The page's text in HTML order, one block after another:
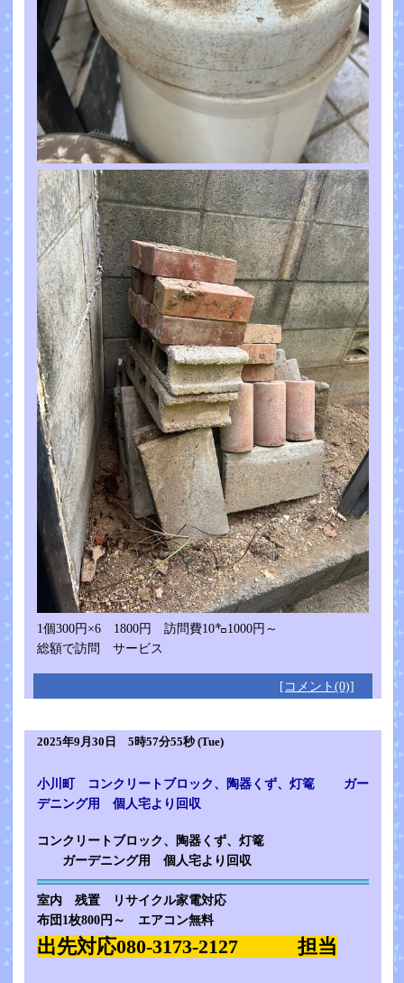
1個300円×6 1800円 訪問費10㌔1000円～
総額で訪問 サービス
[コメント(0)]
2025年9月30日 5時57分55秒 (Tue)
小川町 コンクリートブロック、陶器くず、灯篭 ガー
デニング用 個人宅より回収
コンクリートブロック、陶器くず、灯篭
ガーデニング用 個人宅より回収
室内 残置 リサイクル家電対応
布団1枚800円～ エアコン無料
出先対応080-3173-2127 担当